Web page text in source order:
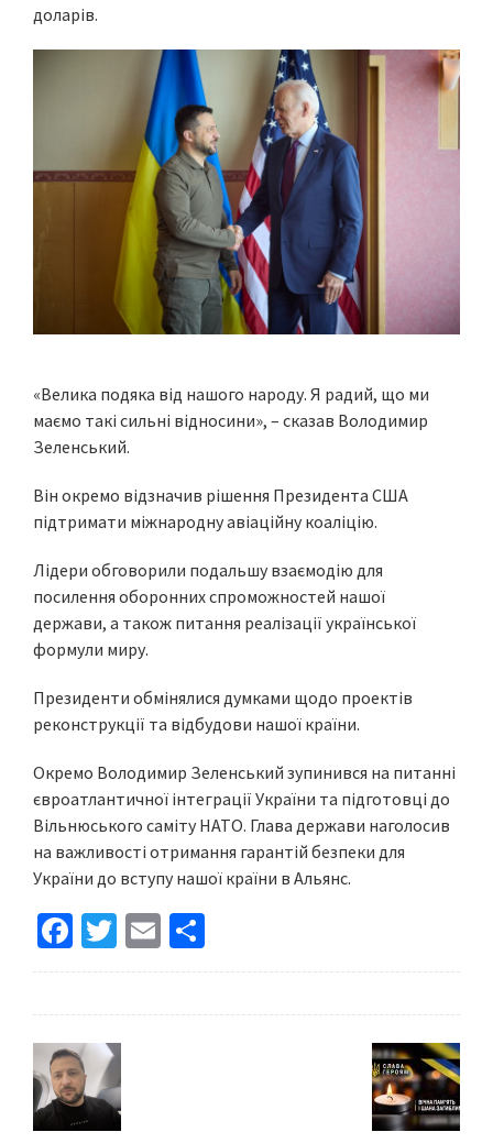
доларів.
«Велика подяка від нашого народу. Я радий, що ми
маємо такі сильні відносини», – сказав Володимир
Зеленський.
Він окремо відзначив рішення Президента США
підтримати міжнародну авіаційну коаліцію.
Лідери обговорили подальшу взаємодію для
посилення оборонних спроможностей нашої
держави, а також питання реалізації української
формули миру.
Президенти обмінялися думками щодо проектів
реконструкції та відбудови нашої країни.
Окремо Володимир Зеленський зупинився на питанні
євроатлантичної інтеграції України та підготовці до
Вільнюського саміту НАТО. Глава держави наголосив
на важливості отримання гарантій безпеки для
України до вступу нашої країни в Альянс.
Fa
ce
o
o
k
T
wi
er
E
m h